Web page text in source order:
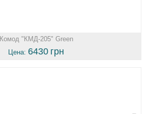
Комод "КМД-205" Green
Цена: 6430 грн